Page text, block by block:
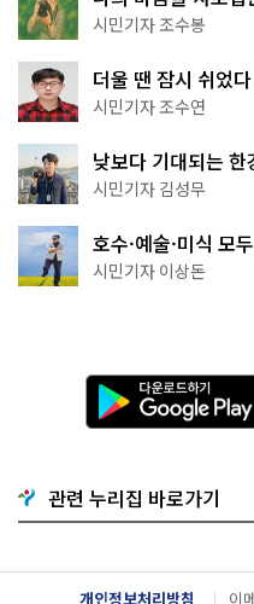
상작 공개!
시민기자 조수봉
더울 땐 잠시 쉬었
·무더위쉼터까지
시민기자 조수연
낮보다 기대되는
핑' 예약은?
시민기자 김성무
호수·예술·미식 모
아트센터~마곡테라
시민기자 이상돈
다
운
로
기
G
o
g
l
관련 누리집 바로가기
개인정보처리방침 이